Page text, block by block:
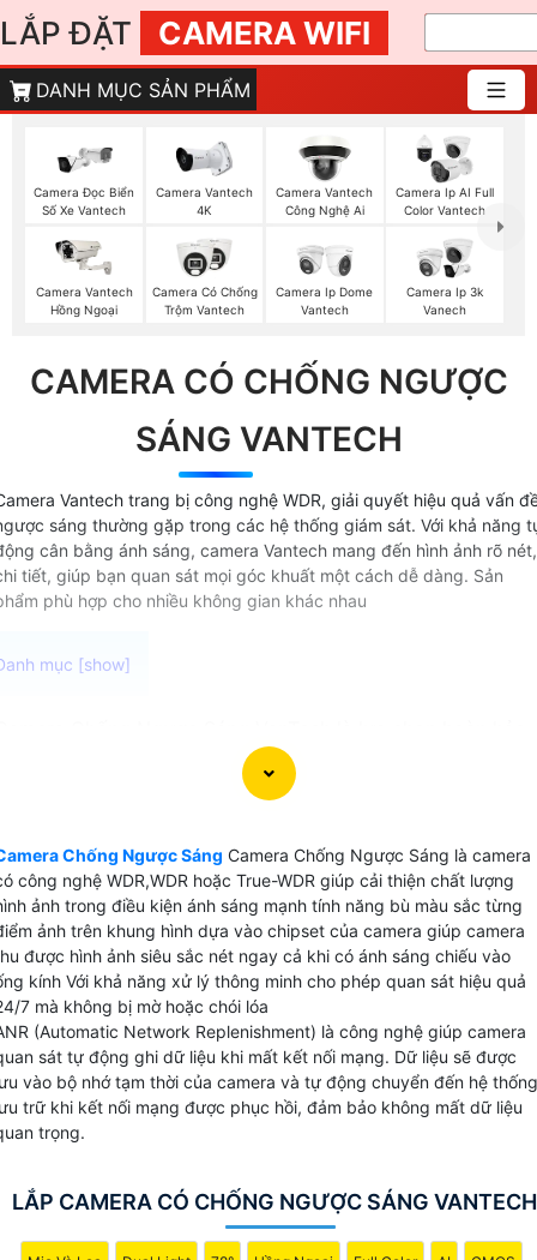
LẮP ĐẶT CAMERA WIFI
DANH MỤC SẢN PHẨM
Camera Đọc Biển
Số Xe Vantech
Camera Vantech
4K
Camera Vantech
Công Nghệ Ai
Camera Ip AI Full
Color Vantech
Camera Vantech
Hồng Ngoại
Camera Có Chống
Trộm Vantech
Camera Ip Dome
Vantech
Camera Ip 3k
Vanech
CAMERA CÓ CHỐNG NGƯỢC
SÁNG VANTECH
Vantech trang bị công nghệ WDR, giải quyết hiệu quả vấn
sáng thường gặp trong các hệ thống giám sát. Với khả năng
cân bằng ánh sáng, camera Vantech mang đến hình ảnh rõ nét,
tiết, giúp bạn quan sát mọi góc khuất một cách dễ dàng. Sản
phù hợp cho nhiều không gian khác nhau
việc ghi hình chất lượng cao ngay cả khi đối tượng ở
ánh sáng mạnh . Với thông số WDR,WDR hoặc True-
hay cửa hàng, để luôn đảm bảo thu video rõ ràng và
tiết.
Chống Ngược Sáng Camera Chống Ngược Sáng là camera
công nghệ WDR,WDR hoặc True-WDR giúp cải thiện chất lượng
ảnh trong điều kiện ánh sáng mạnh tính năng bù màu sắc từng
ảnh trên khung hình dựa vào chipset của camera giúp camera
được hình ảnh siêu sắc nét ngay cả khi có ánh sáng chiếu vào
kính Với khả năng xử lý thông minh cho phép quan sát hiệu quả
7 mà không bị mờ hoặc chói lóa
(Automatic Network Replenishment) là công nghệ giúp camera
sát tự động ghi dữ liệu khi mất kết nối mạng. Dữ liệu sẽ được
vào bộ nhớ tạm thời của camera và tự động chuyển đến hệ thống
trữ khi kết nối mạng được phục hồi, đảm bảo không mất dữ liệu
trọng.
LẮP CAMERA CÓ CHỐNG NGƯỢC SÁNG VANTECH